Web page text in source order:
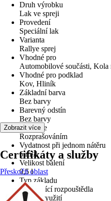
Druh výrobku
Lak ve spreji
Provedení
Speciální lak
Varianta
Rallye sprej
Vhodné pro
Automobilové součásti, Kola
Vhodné pro podklad
Kov, Hliník
Základní barva
Bez barvy
Barevný odstín
Bez barvy
Aplikace
Rozprašováním
Vydatnost při jednom nátěru
6 m²/l
Velikost balení
0,5 l
Typ základu
Obsahující rozpouštědla
Oblast využití
Zobrazit více
Certifikáty a služby
Přeskočit oblast